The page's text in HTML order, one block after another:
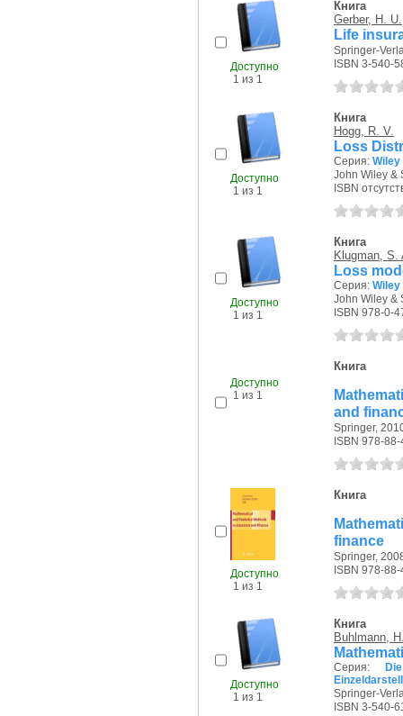
Доступно
1 из 1
Книга
Gerber, H. U.
Life
Springer-
ISBN 3-540-
Доступно
1 из 1
Книга
Hogg, R. V.
Loss
Серия:
John Wiley &
ISBN
Доступно
1 из 1
Книга
Klugman, S.
Loss
Серия:
John Wiley &
ISBN 978-0-
Доступно
1 из 1
Книга
and
Springer,
ISBN 978-
Доступно
1 из 1
Книга
finance
Springer,
ISBN 978-
Доступно
1 из 1
Книга
Buhlmann,
Серия:
Springer-
ISBN 3-540-